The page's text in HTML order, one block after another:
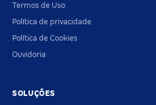
Termos de Uso
Política de privacidade
Política de Cookies
Ouvidoria
SOLUÇÕES